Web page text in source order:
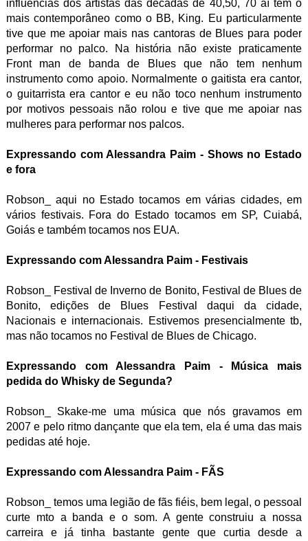
influencias dos artistas das décadas de 40,50, 70 aí tem o
mais contemporâneo como o BB, King. Eu particularmente
tive que me apoiar mais nas cantoras de Blues para poder
performar no palco. Na história não existe praticamente
Front man de banda de Blues que não tem nenhum
instrumento como apoio. Normalmente o gaitista era cantor,
o guitarrista era cantor e eu não toco nenhum instrumento
por motivos pessoais não rolou e tive que me apoiar nas
mulheres para performar nos palcos.
Expressando com Alessandra Paim - Shows no Estado
e fora
Robson_ aqui no Estado tocamos em várias cidades, em
vários festivais. Fora do Estado tocamos em SP, Cuiabá,
Goiás e também tocamos nos EUA.
Expressando com Alessandra Paim - Festivais
Robson_ Festival de Inverno de Bonito, Festival de Blues de
Bonito, edições de Blues Festival daqui da cidade,
Nacionais e internacionais. Estivemos presencialmente tb,
mas não tocamos no Festival de Blues de Chicago.
Expressando com Alessandra Paim - Música mais
pedida do Whisky de Segunda?
Robson_ Skake-me uma música que nós gravamos em
2007 e pelo ritmo dançante que ela tem, ela é uma das mais
pedidas até hoje.
Expressando com Alessandra Paim - FÃS
Robson_ temos uma legião de fãs fiéis, bem legal, o pessoal
curte mto a banda e o som. A gente construiu a nossa
carreira e já tinha bastante gente que curtia desde a